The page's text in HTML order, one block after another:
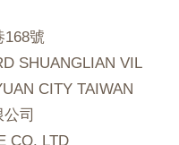
168號
SHUANGLIAN VIL
CITY TAIWAN
司
CO. LTD